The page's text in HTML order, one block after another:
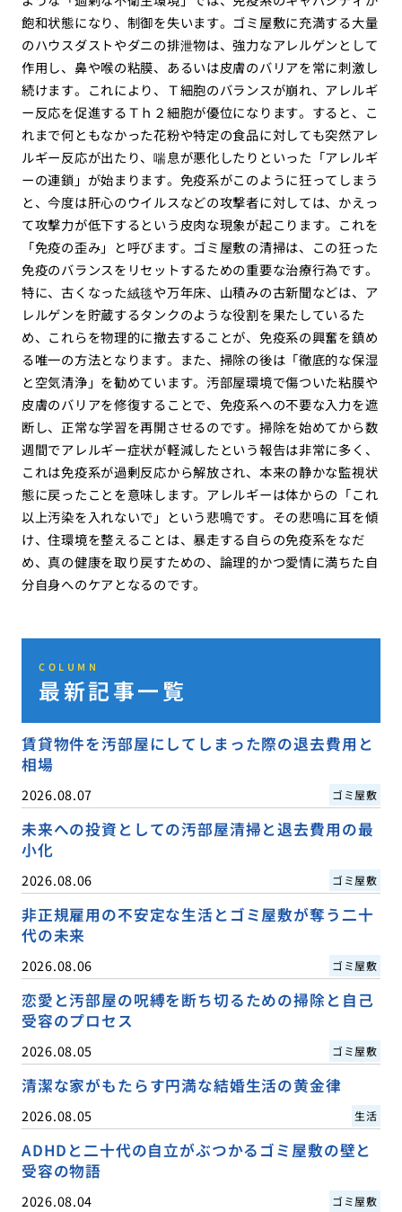
飽和状態になり、制御を失います。ゴミ屋敷に充満する大量
のハウスダストやダニの排泄物は、強力なアレルゲンとして
作用し、鼻や喉の粘膜、あるいは皮膚のバリアを常に刺激し
続けます。これにより、Ｔ細胞のバランスが崩れ、アレルギ
ー反応を促進するＴｈ２細胞が優位になります。すると、こ
れまで何ともなかった花粉や特定の食品に対しても突然アレ
ルギー反応が出たり、喘息が悪化したりといった「アレルギ
ーの連鎖」が始まります。免疫系がこのように狂ってしまう
と、今度は肝心のウイルスなどの攻撃者に対しては、かえっ
て攻撃力が低下するという皮肉な現象が起こります。これを
「免疫の歪み」と呼びます。ゴミ屋敷の清掃は、この狂った
免疫のバランスをリセットするための重要な治療行為です。
特に、古くなった絨毯や万年床、山積みの古新聞などは、ア
レルゲンを貯蔵するタンクのような役割を果たしているた
め、これらを物理的に撤去することが、免疫系の興奮を鎮め
る唯一の方法となります。また、掃除の後は「徹底的な保湿
と空気清浄」を勧めています。汚部屋環境で傷ついた粘膜や
皮膚のバリアを修復することで、免疫系への不要な入力を遮
断し、正常な学習を再開させるのです。掃除を始めてから数
週間でアレルギー症状が軽減したという報告は非常に多く、
これは免疫系が過剰反応から解放され、本来の静かな監視状
態に戻ったことを意味します。アレルギーは体からの「これ
以上汚染を入れないで」という悲鳴です。その悲鳴に耳を傾
け、住環境を整えることは、暴走する自らの免疫系をなだ
め、真の健康を取り戻すための、論理的かつ愛情に満ちた自
分自身へのケアとなるのです。
COLUMN
最新記事一覧
賃貸物件を汚部屋にしてしまった際の退去費用と
相場
2026.08.07 ゴミ屋敷
未来への投資としての汚部屋清掃と退去費用の最
小化
2026.08.06 ゴミ屋敷
非正規雇用の不安定な生活とゴミ屋敷が奪う二十
代の未来
2026.08.06 ゴミ屋敷
恋愛と汚部屋の呪縛を断ち切るための掃除と自己
受容のプロセス
2026.08.05 ゴミ屋敷
清潔な家がもたらす円満な結婚生活の黄金律
2026.08.05 生活
ADHDと二十代の自立がぶつかるゴミ屋敷の壁と
受容の物語
2026.08.04 ゴミ屋敷